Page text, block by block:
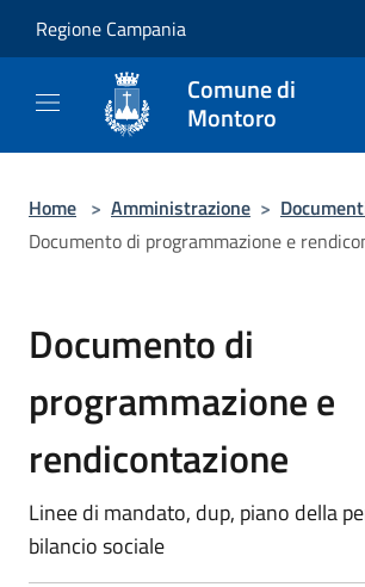
Regione Campania
Comune di
Montoro
Home > Amministrazione >
Documento di programmazione e
Documento di
programmazione e
rendicontazione
Linee di mandato, dup, piano della
bilancio sociale